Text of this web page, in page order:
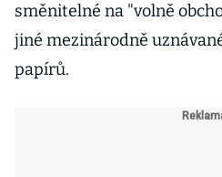
směnitelné na "volně
jiné mezinárodně
papírů.